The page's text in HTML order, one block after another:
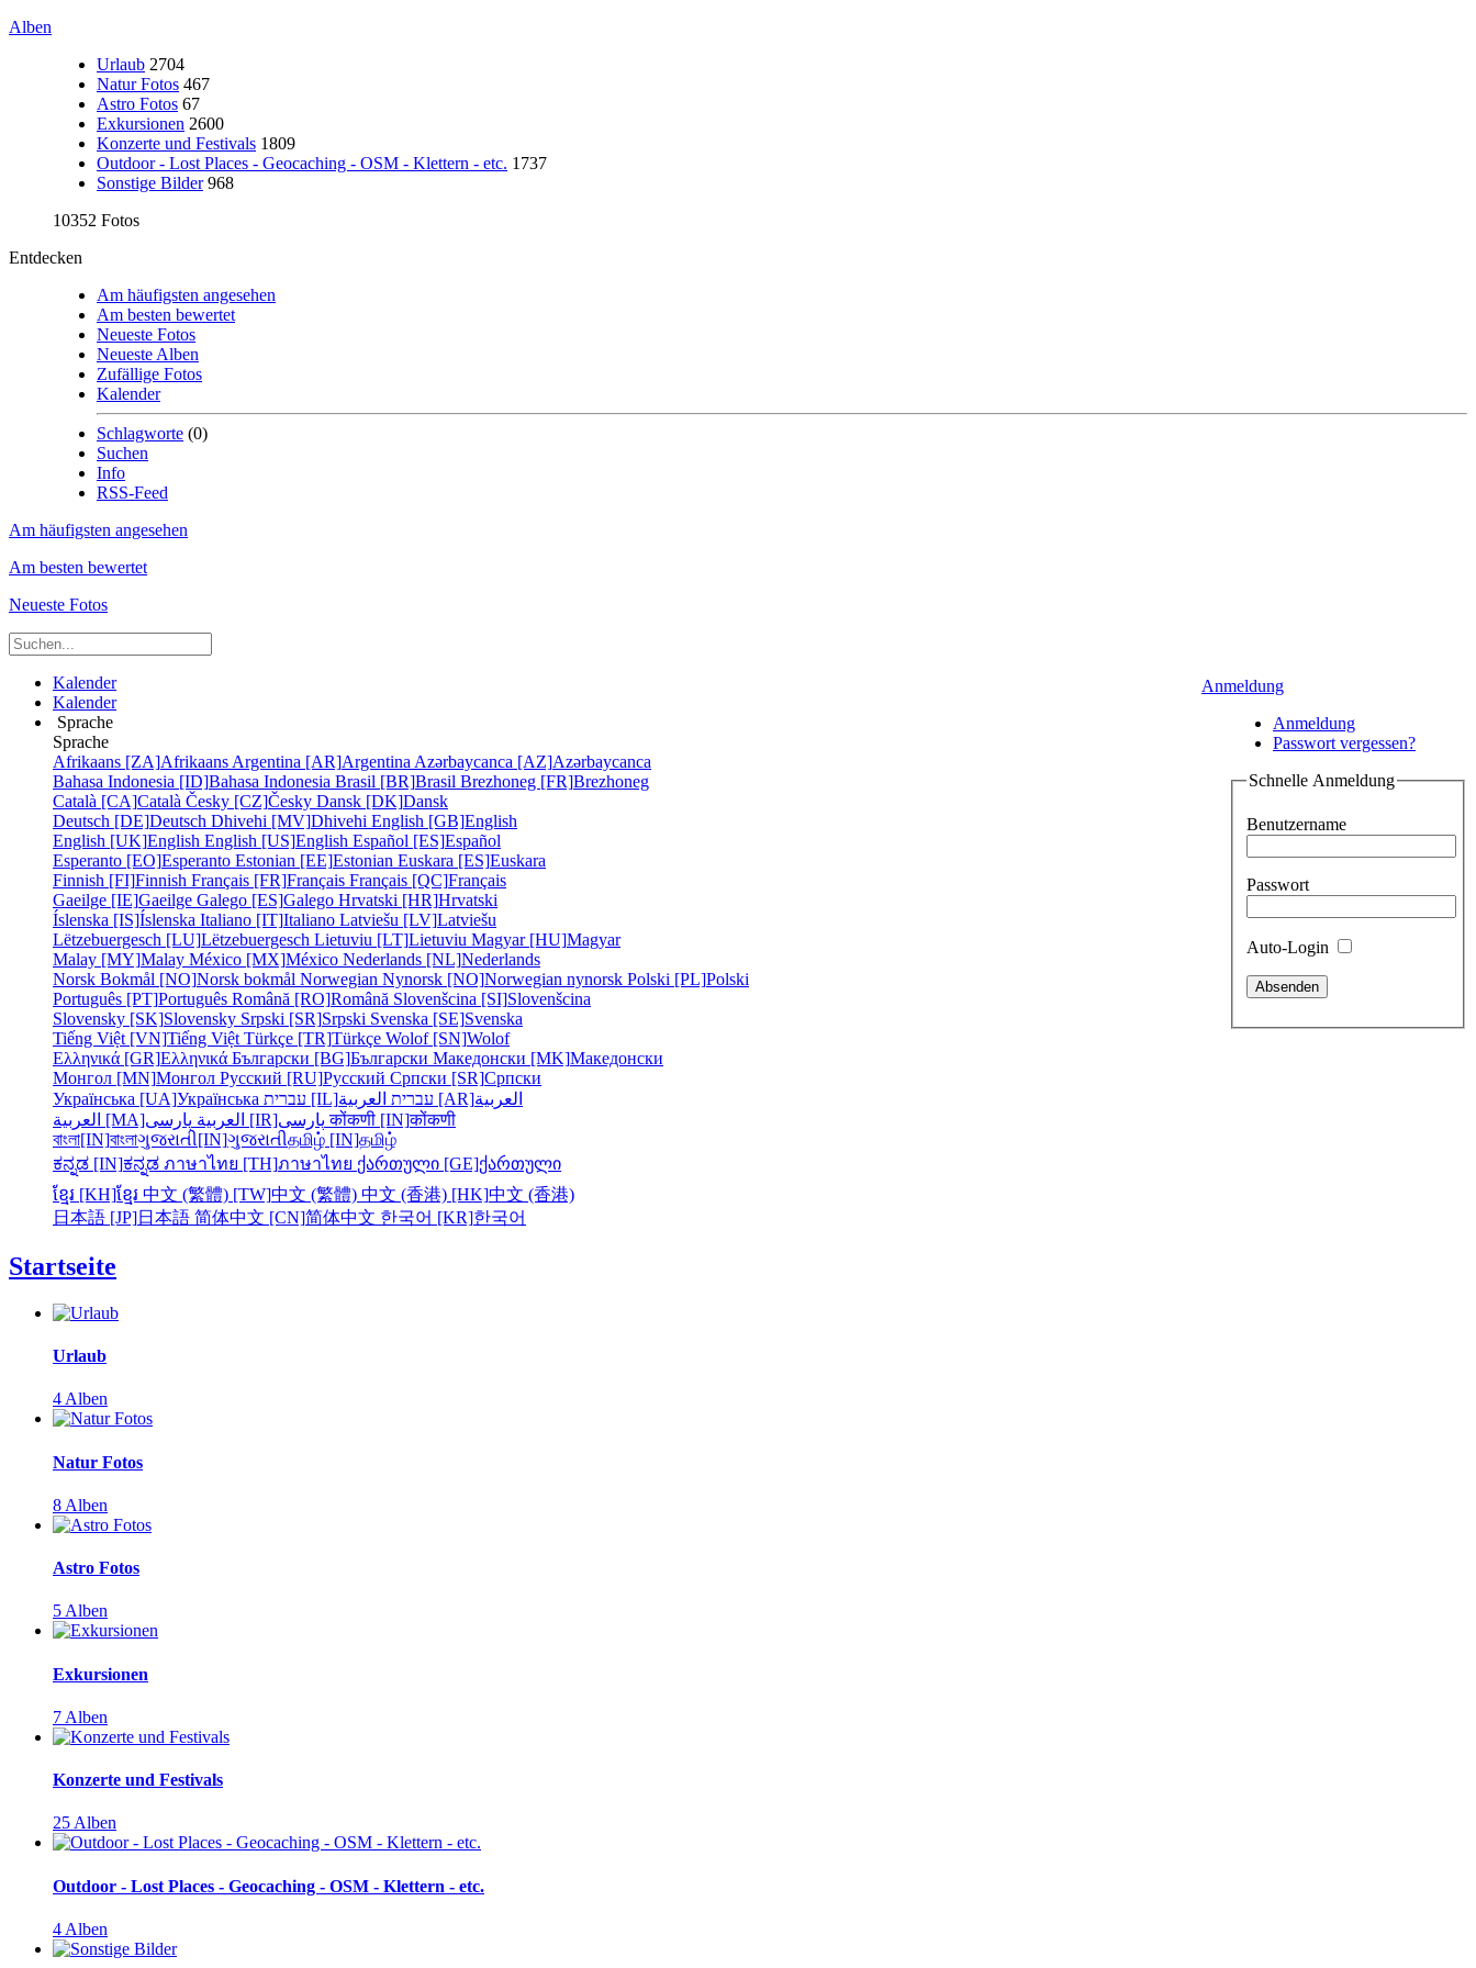
Alben
Urlaub 2704
Natur Fotos 467
Astro Fotos 67
Exkursionen 2600
Konzerte und Festivals 1809
Outdoor - Lost Places - Geocaching - OSM - Klettern - etc. 1737
Sonstige Bilder 968
10352 Fotos
Entdecken
Am häufigsten angesehen
Am besten bewertet
Neueste Fotos
Neueste Alben
Zufällige Fotos
Kalender
Schlagworte (0)
Suchen
Info
RSS-Feed
Am häufigsten angesehen
Am besten bewertet
Neueste Fotos
Anmeldung
Anmeldung
Passwort vergessen?
Schnelle Anmeldung
Benutzername
Passwort
Auto-Login
Kalender
Kalender
Sprache
Sprache
Afrikaans [ZA]Afrikaans Argentina [AR]Argentina Azərbaycanca [AZ]Azərbaycanca
Bahasa Indonesia [ID]Bahasa Indonesia Brasil [BR]Brasil Brezhoneg [FR]Brezhoneg
Català [CA]Català Česky [CZ]Česky Dansk [DK]Dansk
Deutsch [DE]Deutsch Dhivehi [MV]Dhivehi English [GB]English
English [UK]English English [US]English Español [ES]Español
Esperanto [EO]Esperanto Estonian [EE]Estonian Euskara [ES]Euskara
Finnish [FI]Finnish Français [FR]Français Français [QC]Français
Gaeilge [IE]Gaeilge Galego [ES]Galego Hrvatski [HR]Hrvatski
Íslenska [IS]Íslenska Italiano [IT]Italiano Latviešu [LV]Latviešu
Lëtzebuergesch [LU]Lëtzebuergesch Lietuviu [LT]Lietuviu Magyar [HU]Magyar
Malay [MY]Malay México [MX]México Nederlands [NL]Nederlands
Norsk Bokmål [NO]Norsk bokmål Norwegian Nynorsk [NO]Norwegian nynorsk Polski [PL]Polski
Português [PT]Português Română [RO]Română Slovenšcina [SI]Slovenšcina
Slovensky [SK]Slovensky Srpski [SR]Srpski Svenska [SE]Svenska
Tiếng Việt [VN]Tiếng Việt Türkçe [TR]Türkçe Wolof [SN]Wolof
Ελληνικά [GR]Ελληνικά Български [BG]Български Македонски [MK]Македонски
Монгол [MN]Монгол Русский [RU]Русский Српски [SR]Српски
Українська [UA]Українська עברית [IL] עברית العربية [AR]العربية
العربية [MA]
العربية پارسی [IR] پارسیकोंकणी [IN]कोंकणी
বাংলা[IN]বাংলাગુજરાતી[IN]ગુજરાતીதமிழ் [IN]தமிழ்
ಕನ್ನಡ [IN]ಕನ್ನಡ ภาษาไทย [TH]ภาษาไทย ქართული [GE]ქართული
ខ្មែរ [KH]ខ្មែរ 中文 (繁體) [TW]中文 (繁體) 中文 (香港) [HK]中文 (香港)
日本語 [JP]日本語 简体中文 [CN]简体中文 한국어 [KR]한국어
Startseite
Urlaub
4 Alben
Natur Fotos
8 Alben
Astro Fotos
5 Alben
Exkursionen
7 Alben
Konzerte und Festivals
25 Alben
Outdoor - Lost Places - Geocaching - OSM - Klettern - etc.
4 Alben